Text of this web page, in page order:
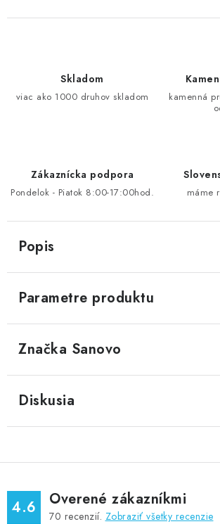
Skladom
viac ako 1000 druhov skladom
kamenná
Zákaznícka podpora
Pondelok - Piatok 8:00-17:00hod. máme
Popis
Parametre produktu
Značka Sanovo
Diskusia
4.6 Overené zákazníkmi
70 recenzií. Zobraziť všetky recenzie